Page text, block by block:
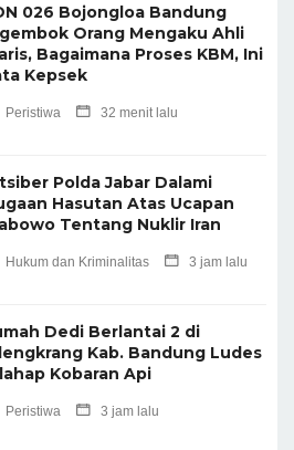
026 Bojongloa Bandung
Orang Mengaku Ahli
Bagaimana Proses KBM, Ini
Kepsek
Peristiwa 32 menit lalu
Polda Jabar Dalami
Hasutan Atas Ucapan
Tentang Nuklir Iran
Hukum dan Kriminalitas 3 jam lalu
Dedi Berlantai 2 di
Kab. Bandung Ludes
Kobaran Api
Peristiwa 3 jam lalu